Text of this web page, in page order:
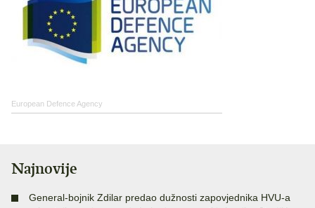
European Defence Agency
Najnovije
General-bojnik Zdilar predao dužnosti zapovjednika HVU-a